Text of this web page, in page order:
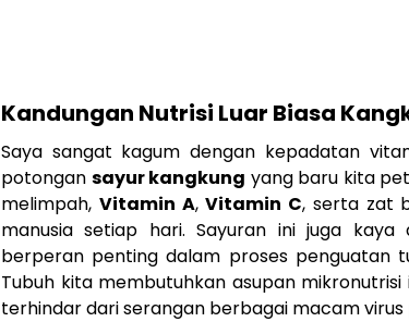
Kandungan Nutrisi Luar Biasa
Saya sangat kagum dengan kepadatan
potongan sayur kangkung yang baru kita
melimpah, Vitamin A,Vitamin C, serta zat
manusia setiap hari. Sayuran ini juga
berperan penting dalam proses penguatan
Tubuh kita membutuhkan asupan
terhindar dari serangan berbagai macam virus